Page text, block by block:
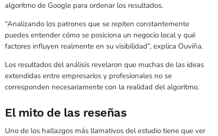
algoritmo de Google para ordenar los resultados.
“Analizando los patrones que se repiten constantemente
puedes entender cómo se posiciona un negocio local y qué
factores influyen realmente en su visibilidad”, explica Ouviña.
Los resultados del análisis revelaron que muchas de las ideas
extendidas entre empresarios y profesionales no se
corresponden necesariamente con la realidad del algoritmo.
El mito de las reseñas
Uno de los hallazgos más llamativos del estudio tiene que ver